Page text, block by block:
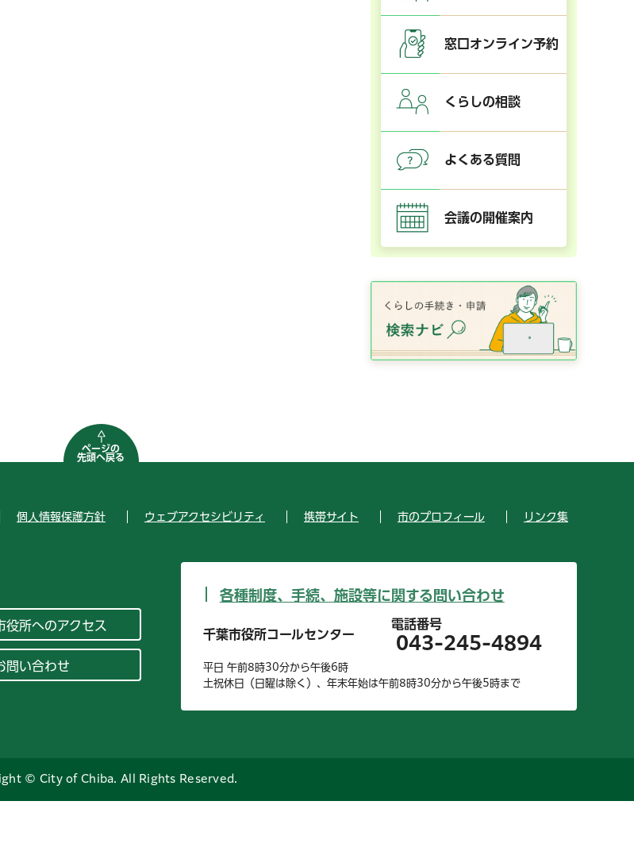
窓口オンライン予約
くらしの相談
よくある質問
会議の開催案内
ページの
先頭へ戻る
個人情報保護方針 ウェブアクセシビリティ 携帯サイト 市のプロフィール リンク集
役所へのアクセス
問い合わせ
各種制度、手続、施設等に関する問い合わせ
千葉市役所コールセンター
電話番号
043-245-4894
平日 午前8時30分から午後6時
土祝休日（日曜は除く）、年末年始は午前8時30分から午後5時まで
© City of Chiba. All Rights Reserved.